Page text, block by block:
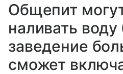
Общепит
наливать
заведение
сможет